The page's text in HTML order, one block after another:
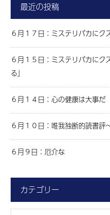
最近の投稿
６月１７日：ミステリバカにク
６月１５日：ミステリバカに
る』
６月１４日：心の健康は大事だ
６月１０日：唯我独断的読書評
６月９日：厄介な
カテゴリー